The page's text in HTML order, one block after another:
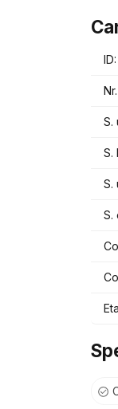
ID:
S.
S.
S.
S.